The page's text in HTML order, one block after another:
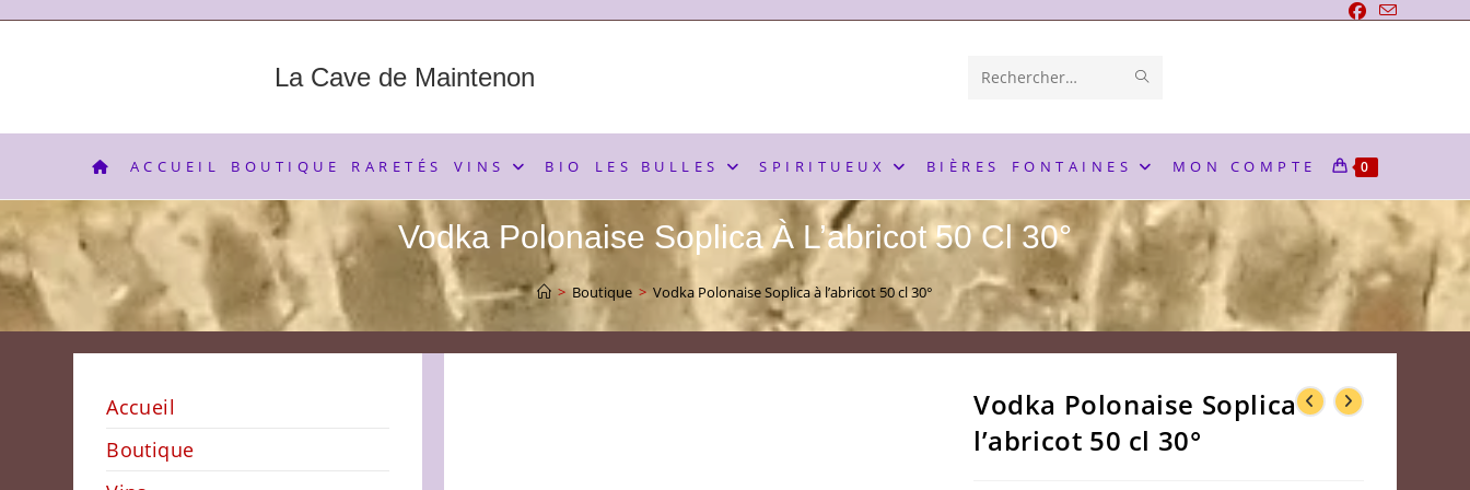
La Cave de Maintenon Rechercher
ce
site
RECHERCHE
ACCUEIL BOUTIQUE RARETÉS VINS BIO LES BULLES SPIRITUEUX BIÈRES FONTAINES MON COMPTE 0
Vodka Polonaise Soplica À L’abricot 50 Cl 30°
> Boutique > Vodka Polonaise Soplica à l’abricot 50 cl 30°
Vodka Polonaise Soplica à
l’abricot 50 cl 30°
Accueil
Boutique